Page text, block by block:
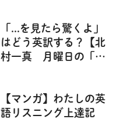
語 レベル2」の連載を
紹介！
「...を見たら驚くよ」
はどう英訳する？【北
村一真 月曜日の「英
【マンガ】わたしの英
語リスニング上達記